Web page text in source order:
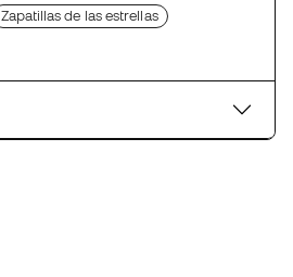
Zapatillas de las estrellas